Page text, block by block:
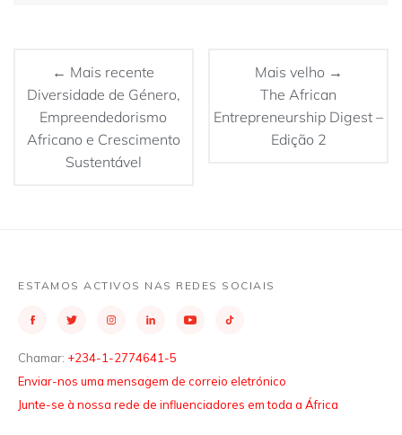
← Mais recente
Diversidade de Género,
Empreendedorismo
Africano e Crescimento
Sustentável
Mais velho →
The African
Entrepreneurship Digest –
Edição 2
ESTAMOS ACTIVOS NAS REDES SOCIAIS
Chamar: +234-1-2774641-5
Enviar-nos uma mensagem de correio eletrónico
Junte-se à nossa rede de influenciadores em toda a África